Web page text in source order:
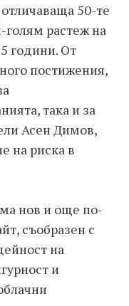
50-те
голям растеж на
години. От
постижения,
така и за
Асен Димов,
на риска в
нов и още по-
съобразен с
на
и